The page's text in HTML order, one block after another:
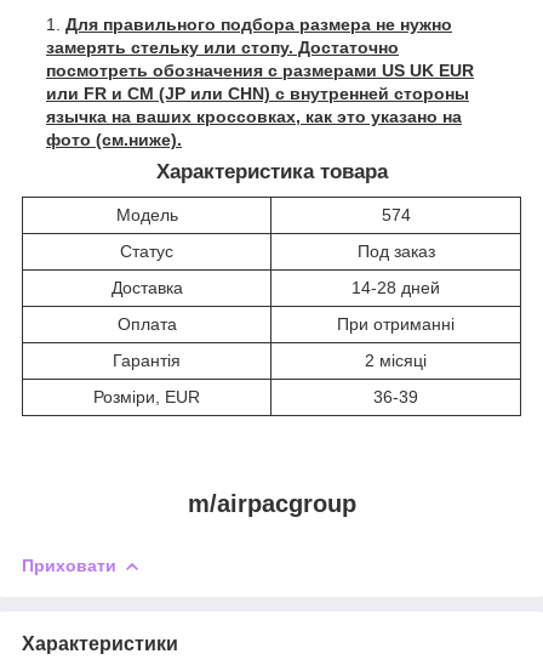
Для правильного подбора размера не нужно
замерять стельку или стопу. Достаточно
посмотреть обозначения с размерами US UK EUR
или FR и СМ (JP или CHN) с внутренней стороны
язычка на ваших кроссовках, как это указано на
фото (см.ниже).
Характеристика товара
Модель
574
Статус
Под заказ
Доставка
14-28 дней
Оплата
При отриманні
Гарантія
2 місяці
Розміри, EUR
36-39
m/airpacgroup
Приховати
Характеристики